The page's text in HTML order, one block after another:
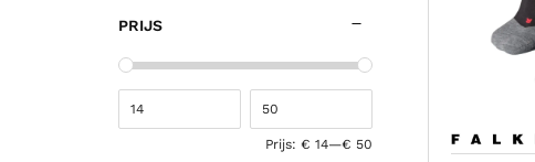
PRIJS
Prijs: € 14—€ 50